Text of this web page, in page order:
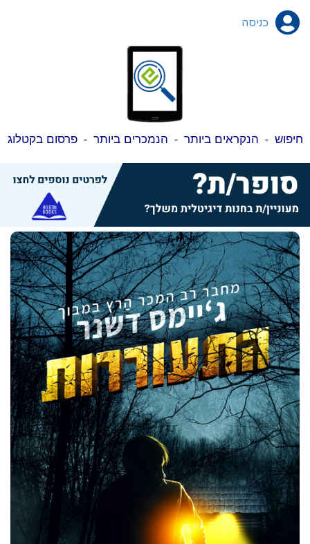
כניסה
חיפוש - הנקראים ביותר - הנמכרים ביותר -פרסום בקטלוג